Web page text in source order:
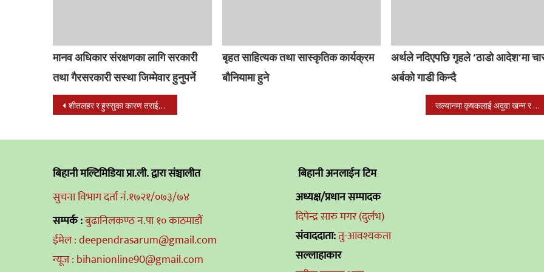
मानव अधिकार संरक्षणका लागि सरकारी
तथा गैरसरकारी सस्था जिम्मेवार हुनुपर्ने
बृहत साहित्यक तथा सास्कृतिक कार्यक्रम
बौनियामा हुने
अर्थले नदिएपछि गृहले ‘ठाडो आदेश’मा
अर्बको गाडी किन्दै
Post
शीतलहर र हुस्सुका कारण तराईको जनजीवन प्रभावित सल्यानमा कृषकलाई अदुवा खन्न र बिक्रि गर्न भ्याई नभ्याई
बिहानी मल्टिमिडिया प्रा.ली. द्वारा संञ्चालीत
सुचना विभाग दर्ता नं.१७२१/०७३/७४
सम्पर्क :बुढानिलकण्ठ न.पा १० काठमाडौं
ईमेल : deependrasarum@gmail.com
न्यूज : bihanionline90@gmail.com
बिहानी अनलाईन टिम
अध्यक्ष/प्रधान सम्पादक
दिपेन्द्र सारु मगर (दुर्लभ)
संवाददाता:तु-आवश्यकता
सल्लाहाकार